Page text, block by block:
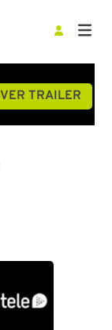
VER TRAILER